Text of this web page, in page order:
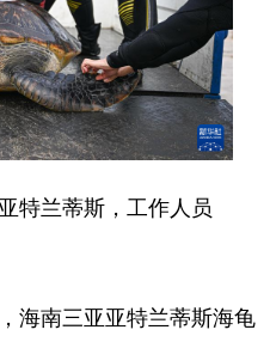
兰蒂斯，工作人员
南三亚亚特兰蒂斯海龟